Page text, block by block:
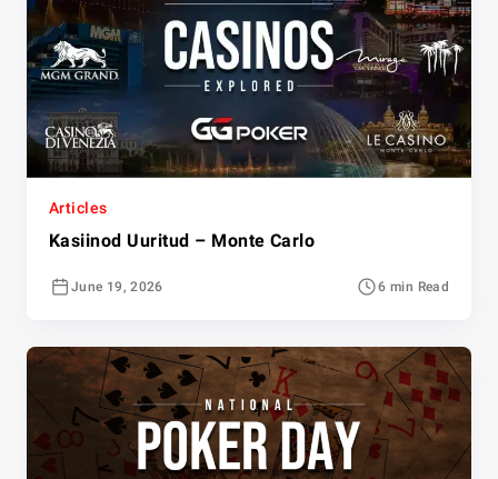
Articles
Kasiinod Uuritud – Monte Carlo
June 19, 2026 6 min Read